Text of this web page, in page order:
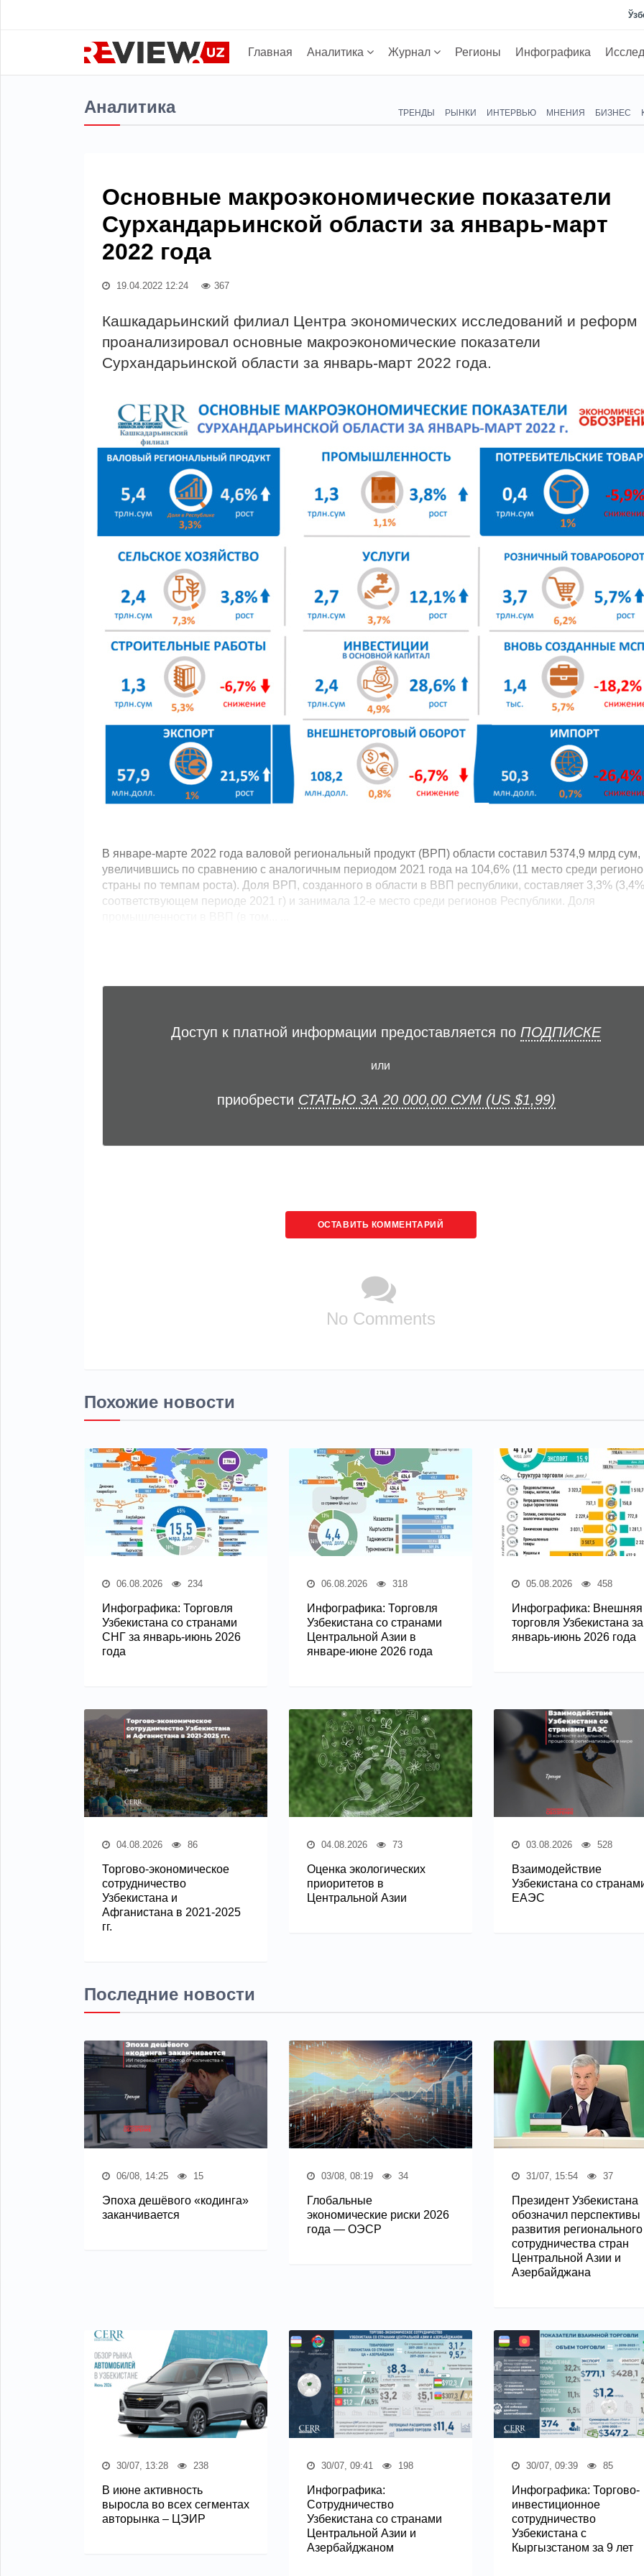
Главная Аналитика Журнал Регионы Инфографика
Аналитика ТРЕНДЫ РЫНКИ ИНТЕРВЬЮ МНЕНИЯ БИЗНЕС
Основные макроэкономические показатели
Сурхандарьинской области за январь-март
2022 года
19.04.2022 12:24 367
Кашкадарьинский филиал Центра экономических исследований и реформ
проанализировал основные макроэкономические показатели
Сурхандарьинской области за январь-март 2022 года.
В январе-марте 2022 года валовой региональный продукт (ВРП) области составил 5374,9 млрд сум,
увеличившись по сравнению с аналогичным периодом 2021 года на 104,6% (11 место среди
страны по темпам роста). Доля ВРП, созданного в области в ВВП республики, составляет 3,3%
соответствующем периоде 2021 г) и занимала 12-е место среди регионов Республики. Доля
Доступ к платной информации предоставляется по ПОДПИСКЕ
или
приобрести СТАТЬЮ ЗА 20 000,00 СУМ (US $1,99)
ОСТАВИТЬ КОММЕНТАРИЙ
No Comments
Похожие новости
06.08.2026 234
Инфографика: Торговля
Узбекистана со странами
СНГ за январь-июнь 2026
года
06.08.2026 318
Инфографика: Торговля
Узбекистана со странами
Центральной Азии в
январе-июне 2026 года
05.08.2026 458
Инфографика: Внешняя
торговля Узбекистана за
январь-июнь 2026 года
04.08.2026 86
Торгово-экономическое
сотрудничество
Узбекистана и
Афганистана в 2021-2025
гг.
04.08.2026 73
Оценка экологических
приоритетов в
Центральной Азии
03.08.2026 528
Взаимодействие
Узбекистана со
ЕАЭС
Последние новости
06/08, 14:25 15
Эпоха дешёвого «кодинга»
заканчивается
03/08, 08:19 34
Глобальные
экономические риски 2026
года — ОЭСР
31/07, 15:54 37
Президент Узбекистана
обозначил перспективы
развития регионального
сотрудничества стран
Центральной Азии и
Азербайджана
30/07, 13:28 238
В июне активность
выросла во всех сегментах
авторынка – ЦЭИР
30/07, 09:41 198
Инфографика:
Сотрудничество
Узбекистана со странами
Центральной Азии и
Азербайджаном
30/07, 09:39 85
Инфографика: Торгово-
инвестиционное
сотрудничество
Узбекистана с
Кыргызстаном за 9 лет